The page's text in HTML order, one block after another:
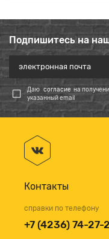
Подпишитесь на
Даю согласие на
указанный email
Контакты
справки по телефону
+7 (4236) 74-27-